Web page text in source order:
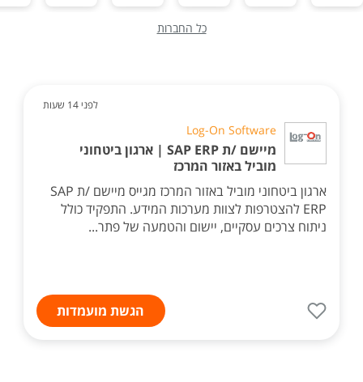
כל החברות
לפני 14 שעות
Log-On Software
מיישם /ת SAP ERP | ארגון ביטחוני
מוביל באזור המרכז
ארגון ביטחוני מוביל באזור המרכז מגייס מיישם /ת SAP
ERP להצטרפות לצוות מערכות המידע. התפקיד כולל
ניתוח צרכים עסקיים, יישום והטמעה של פתר...
הגשת מועמדות